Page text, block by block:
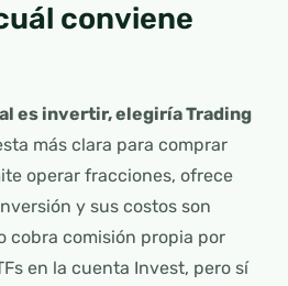
conviene
es invertir, elegiría Trading
más clara para comprar
operar fracciones, ofrece
y sus costos son
cobra comisión propia por
en la cuenta Invest, pero sí